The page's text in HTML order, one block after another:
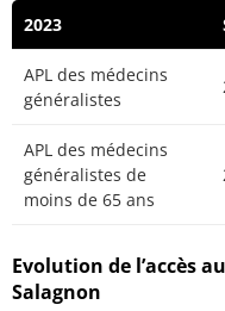
2023
APL des médecins
généralistes
APL des médecins
généralistes de
moins de 65 ans
Evolution de l’accès
Salagnon